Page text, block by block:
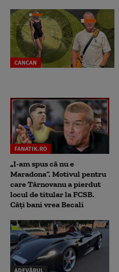
CANCAN
FANATIK.RO
„I-am spus că nu e
Maradona”. Motivul pentru
care Târnovanu a pierdut
locul de titular la FCSB.
Câți bani vrea Becali
ADEVĂRUL